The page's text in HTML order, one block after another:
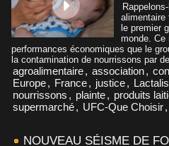
alimentaire
le premier
monde. Ce
performances économiques que le
la contamination de nourrissons par
agroalimentaire, association,
Europe, France, justice, Lactalis
nourrissons , plainte, produits
supermarché, UFC-Que Choisir,
NOUVEAU SÉISME DE